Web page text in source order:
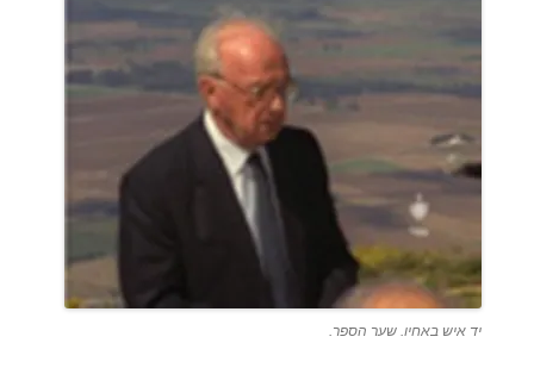
יד איש באחיו. שער הספר.